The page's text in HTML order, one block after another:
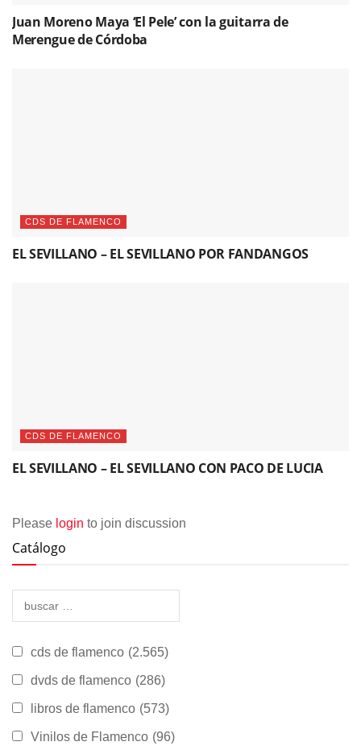
Juan Moreno Maya ‘El Pele’ con la guitarra de
Merengue de Córdoba
CDS DE FLAMENCO
EL SEVILLANO – EL SEVILLANO POR FANDANGOS
CDS DE FLAMENCO
EL SEVILLANO – EL SEVILLANO CON PACO DE LUCIA
Please login to join discussion
Catálogo
cds de flamenco (2.565)
dvds de flamenco (286)
libros de flamenco (573)
Vinilos de Flamenco (96)